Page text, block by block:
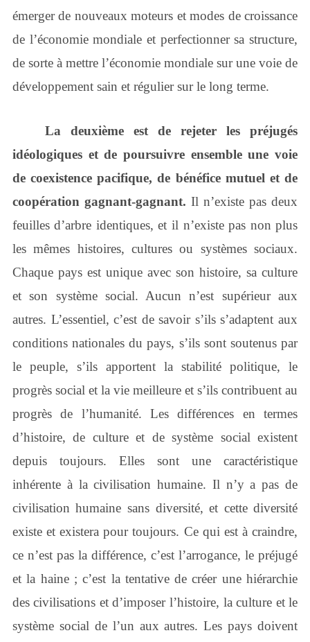
émerger de nouveaux moteurs et modes de croissance
de l’économie mondiale et perfectionner sa structure,
de sorte à mettre l’économie mondiale sur une voie de
développement sain et régulier sur le long terme.
La deuxième est de rejeter les préjugés
idéologiques et de poursuivre ensemble une voie
de coexistence pacifique, de bénéfice mutuel et de
coopération gagnant-gagnant. Il n’existe pas deux
feuilles d’arbre identiques, et il n’existe pas non plus
les mêmes histoires, cultures ou systèmes sociaux.
Chaque pays est unique avec son histoire, sa culture
et son système social. Aucun n’est supérieur aux
autres. L’essentiel, c’est de savoir s’ils s’adaptent aux
conditions nationales du pays, s’ils sont soutenus par
le peuple, s’ils apportent la stabilité politique, le
progrès social et la vie meilleure et s’ils contribuent au
progrès de l’humanité. Les différences en termes
d’histoire, de culture et de système social existent
depuis toujours. Elles sont une caractéristique
inhérente à la civilisation humaine. Il n’y a pas de
civilisation humaine sans diversité, et cette diversité
existe et existera pour toujours. Ce qui est à craindre,
ce n’est pas la différence, c’est l’arrogance, le préjugé
et la haine ; c’est la tentative de créer une hiérarchie
des civilisations et d’imposer l’histoire, la culture et le
système social de l’un aux autres. Les pays doivent